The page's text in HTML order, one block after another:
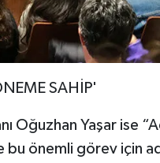
SAHİP'
Oğuzhan Yaşar ise
bu önemli görev için